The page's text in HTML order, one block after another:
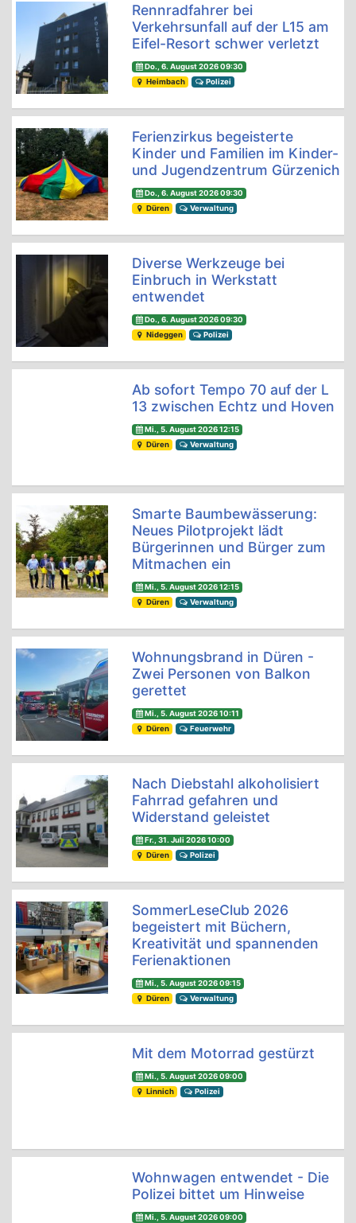
Rennradfahrer bei
Verkehrsunfall auf der L15 am
Eifel-Resort schwer verletzt
Do., 6. August 2026 09:30
Heimbach
Polizei
Ferienzirkus begeisterte
Kinder und Familien im Kinder-
und Jugendzentrum Gürzenich
Do., 6. August 2026 09:30
Düren
Verwaltung
Diverse Werkzeuge bei
Einbruch in Werkstatt
entwendet
Do., 6. August 2026 09:30
Nideggen
Polizei
Ab sofort Tempo 70 auf der L
13 zwischen Echtz und Hoven
Mi., 5. August 2026 12:15
Düren
Verwaltung
Smarte Baumbewässerung:
Neues Pilotprojekt lädt
Bürgerinnen und Bürger zum
Mitmachen ein
Mi., 5. August 2026 12:15
Düren
Verwaltung
Wohnungsbrand in Düren -
Zwei Personen von Balkon
gerettet
Mi., 5. August 2026 10:11
Düren
Feuerwehr
Nach Diebstahl alkoholisiert
Fahrrad gefahren und
Widerstand geleistet
Fr., 31. Juli 2026 10:00
Düren
Polizei
SommerLeseClub 2026
begeistert mit Büchern,
Kreativität und spannenden
Ferienaktionen
Mi., 5. August 2026 09:15
Düren
Verwaltung
Mit dem Motorrad gestürzt
Mi., 5. August 2026 09:00
Linnich
Polizei
Wohnwagen entwendet - Die
Polizei bittet um Hinweise
Mi., 5. August 2026 09:00